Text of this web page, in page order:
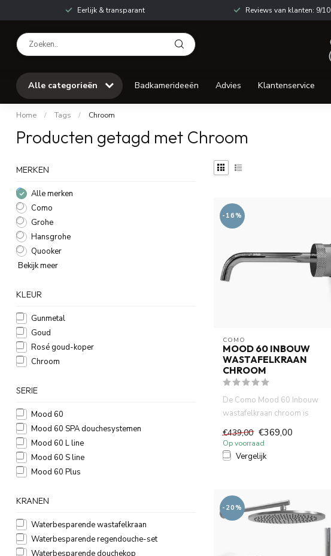
Eerlijk & transparant Reviews van klanten: 9/10
Alle categorieën Badkamerideeën Advies Klantenservice
Home / Tags / Chroom
Producten getagd met Chroom
MERKEN
Alle merken
Como
Grohe
Hansgrohe
Quooker
Bekijk meer
KLEUR
Gunmetal
Goud
Rosé goud-koper
Chroom
SERIE
Mood 60
Mood 60 SPA douchesystemen
Mood 60 L line
Mood 60 S line
Mood 60 Plus
KRANEN
Waterbesparende wastafelkraan
Waterbesparende regendouche-set
Waterbesparende douchekop
-16%
COMO
MOOD 60 INBOUW
WASTAFELKRAAN
CHROOM
De Como Mood 60 Inbouw
wastafelkraan chroom is
messing....
€439,00 €369,00
Op voorraad
Vergelijk
-20%